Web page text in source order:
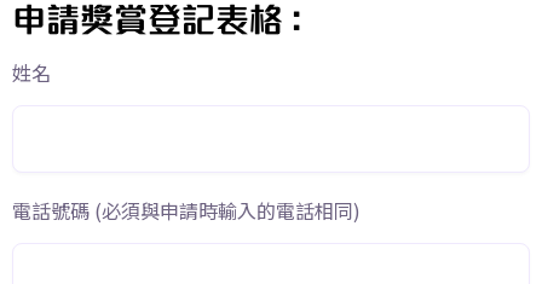
申請獎賞登記表格 :
姓名
電話號碼 (必須與申請時輸入的電話相同)